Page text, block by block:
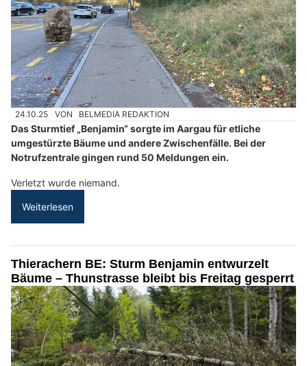
24.10.25 VON BELMEDIA REDAKTION
Das Sturmtief „Benjamin“ sorgte im Aargau für etliche
umgestürzte Bäume und andere Zwischenfälle. Bei der
Notrufzentrale gingen rund 50 Meldungen ein.
Verletzt wurde niemand.
Weiterlesen
Thierachern BE: Sturm Benjamin entwurzelt
Bäume – Thunstrasse bleibt bis Freitag gesperrt